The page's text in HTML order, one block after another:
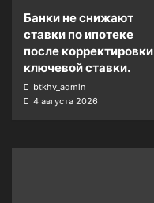
Банки не снижают
ставки по ипотеке
после корректировки
ключевой ставки.
btkhv_admin
4 августа 2026